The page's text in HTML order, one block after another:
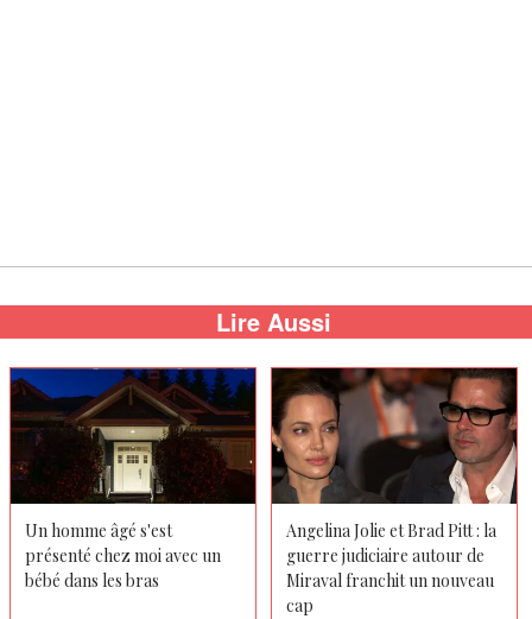
Lire Aussi
Un homme âgé s'est
présenté chez moi avec un
bébé dans les bras
Angelina Jolie et Brad Pitt : la
guerre judiciaire autour de
Miraval franchit un nouveau
cap